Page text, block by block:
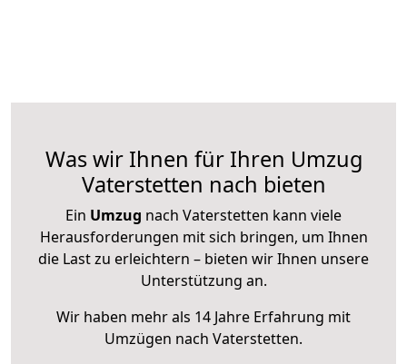
Was wir Ihnen für Ihren Umzug
Vaterstetten nach bieten
Ein Umzug nach Vaterstetten kann viele
Herausforderungen mit sich bringen, um Ihnen
die Last zu erleichtern – bieten wir Ihnen unsere
Unterstützung an.
Wir haben mehr als 14 Jahre Erfahrung mit
Umzügen nach Vaterstetten.